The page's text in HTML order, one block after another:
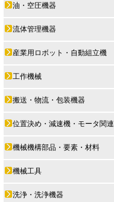
油・空圧機器
流体管理機器
産業用ロボット・自動組立機
工作機械
搬送・物流・包装機器
位置決め・減速機・モータ関連
機械機構部品・要素・材料
機械工具
洗浄・洗浄機器